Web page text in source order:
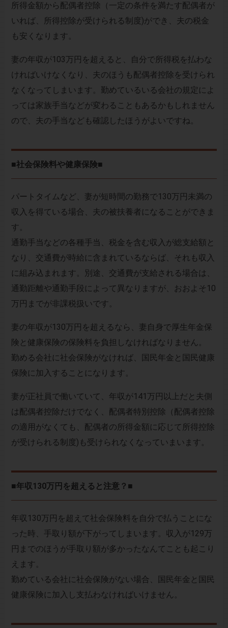
所得金額から配偶者控除（一定の条件を満たす配偶者が
いれば、所得控除が受けられる制度)ができ、夫の税金
も安くなります。
妻の年収が103万円を超えると、自分で所得税を払わな
ければいけなくなり、夫のほうも配偶者控除を受けられ
なくなってしまいます。勤めているいる会社の規定によ
っては家族手当などが変わることもあるかもしれません
ので、夫の手当なども確認したほうがよいですね。
■社会保険料や健康保険■
パートタイムなど、妻が短時間の勤務で130万円未満の
収入を得ている場合、夫の被扶養者になることができま
す。
通勤手当などの各種手当、税金を含む収入が総支給額と
なり、交通費が時給に含まれているならば、それも収入
に組み込まれます。別途、交通費が支給される場合は、
通勤距離や通勤手段によって異なりますが、おおよそ10
万円までが非課税扱いです。
妻の年収が130万円を超えるなら、妻自身で厚生年金保
険と健康保険の保険料を負担しなければなりません。
勤める会社に社会保険がなければ、国民年金と国民健康
保険に加入することになります。
妻が正社員で働いていて、年収が141万円以上だと夫側
は配偶者控除だけでなく、配偶者特別控除（配偶者控除
の適用がなくても、配偶者の所得金額に応じて所得控除
が受けられる制度)も受けられなくなっていまいます。
■年収130万円を超えると注意？■
年収130万円を超えて社会保険料を自分で払うことにな
った時、手取り額が下がってしまいます。収入が129万
円までのほうが手取り額が多かったなんてことも起こり
えます。
勤めている会社に社会保険がない場合、国民年金と国民
健康保険に加入し支払わなければいけません。